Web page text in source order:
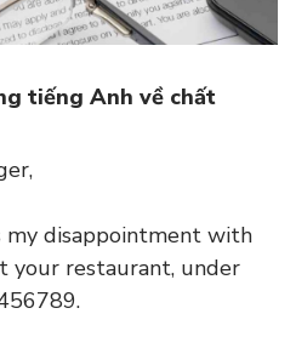
tiếng Anh về chất
disappointment with
your restaurant, under